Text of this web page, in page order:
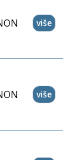
više
više